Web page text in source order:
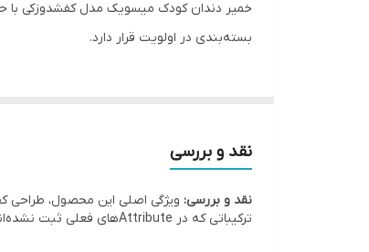
بسته‌بندی در اولویت قرار دارد.
نقد و بررسی
نقد و بررسی:
ترکیباتی که در Attributeهای فعلی ثبت نشده‌اند تعدیل یا حذف شدند.